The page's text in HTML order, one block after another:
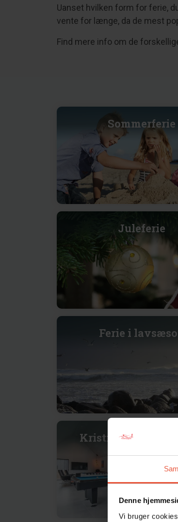
Denne
Vi bruger
Uanset hvilken form for ferie,
vente for længe, da de mest
Find mere info om de
Sommerferie
Juleferie
Ferie i
Kristi